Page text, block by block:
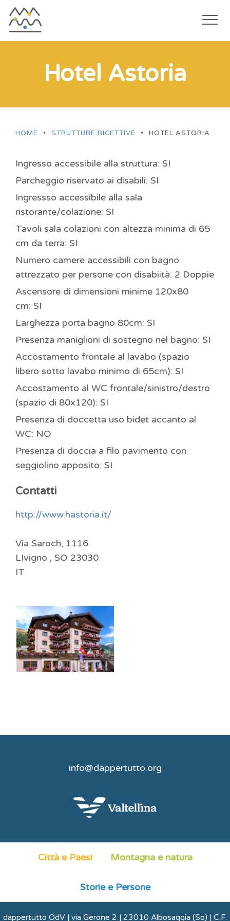
Hotel Astoria
HOME • STRUTTURE RICETTIVE • HOTEL ASTORIA
Ingresso accessibile alla struttura: SI
Parcheggio riservato ai disabili: SI
Ingressso accessibile alla sala
ristorante/colazione: SI
Tavoli sala colazioni con altezza minima di 65
cm da terra: SI
Numero camere accessibili con bagno
attrezzato per persone con disabiità: 2 Doppie
Ascensore di dimensioni minime 120x80
cm: SI
Larghezza porta bagno 80cm: SI
Presenza maniglioni di sostegno nel bagno: SI
Accostamento frontale al lavabo (spazio
libero sotto lavabo minimo di 65cm): SI
Accostamento al WC frontale/sinistro/destro
(spazio di 80x120): SI
Presenza di doccetta uso bidet accanto al
WC: NO
Presenza di doccia a filo pavimento con
seggiolino apposito: SI
Contatti
http://www.hastoria.it/
Via Saroch, 1116
LIvigno , SO 23030
IT
info@dappertutto.org
Città e Paesi Montagna e natura
Storie e Persone
dappertutto OdV | via Gerone 2 | 23010 Albosaggia (So) | C.F.